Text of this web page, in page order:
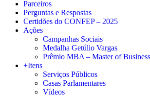
Parceiros
Perguntas e Respostas
Certidões do CONFEP – 2025
Ações
Campanhas Sociais
Medalha Getúlio Vargas
Prêmio MBA – Master of
+Itens
Serviços Públicos
Casas Parlamentares
Vídeos